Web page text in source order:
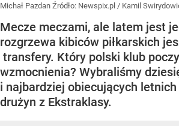
Michał Pazdan Źródło: Newspix.pl / Kamil
Mecze meczami, ale latem jest
rozgrzewa kibiców piłkarskich
transfery. Który polski klub
wzmocnienia? Wybraliśmy
i najbardziej obiecujących
drużyn z Ekstraklasy.